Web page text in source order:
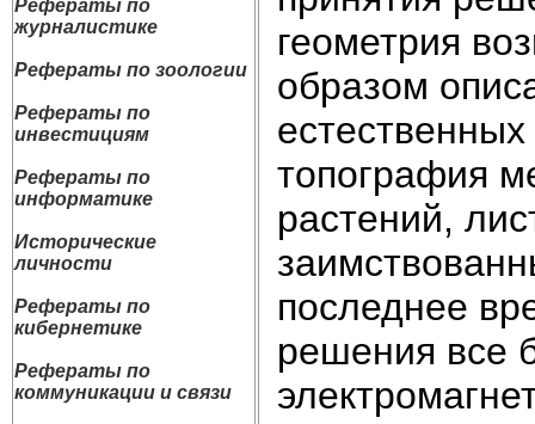
Рефераты по
журналистике
Рефераты по зоологии
Рефераты по
инвестициям
Рефераты по
информатике
Исторические
личности
Рефераты по
кибернетике
Рефераты по
коммуникации и связи
геометрия
образом
топография
растений,
последнее
решения все